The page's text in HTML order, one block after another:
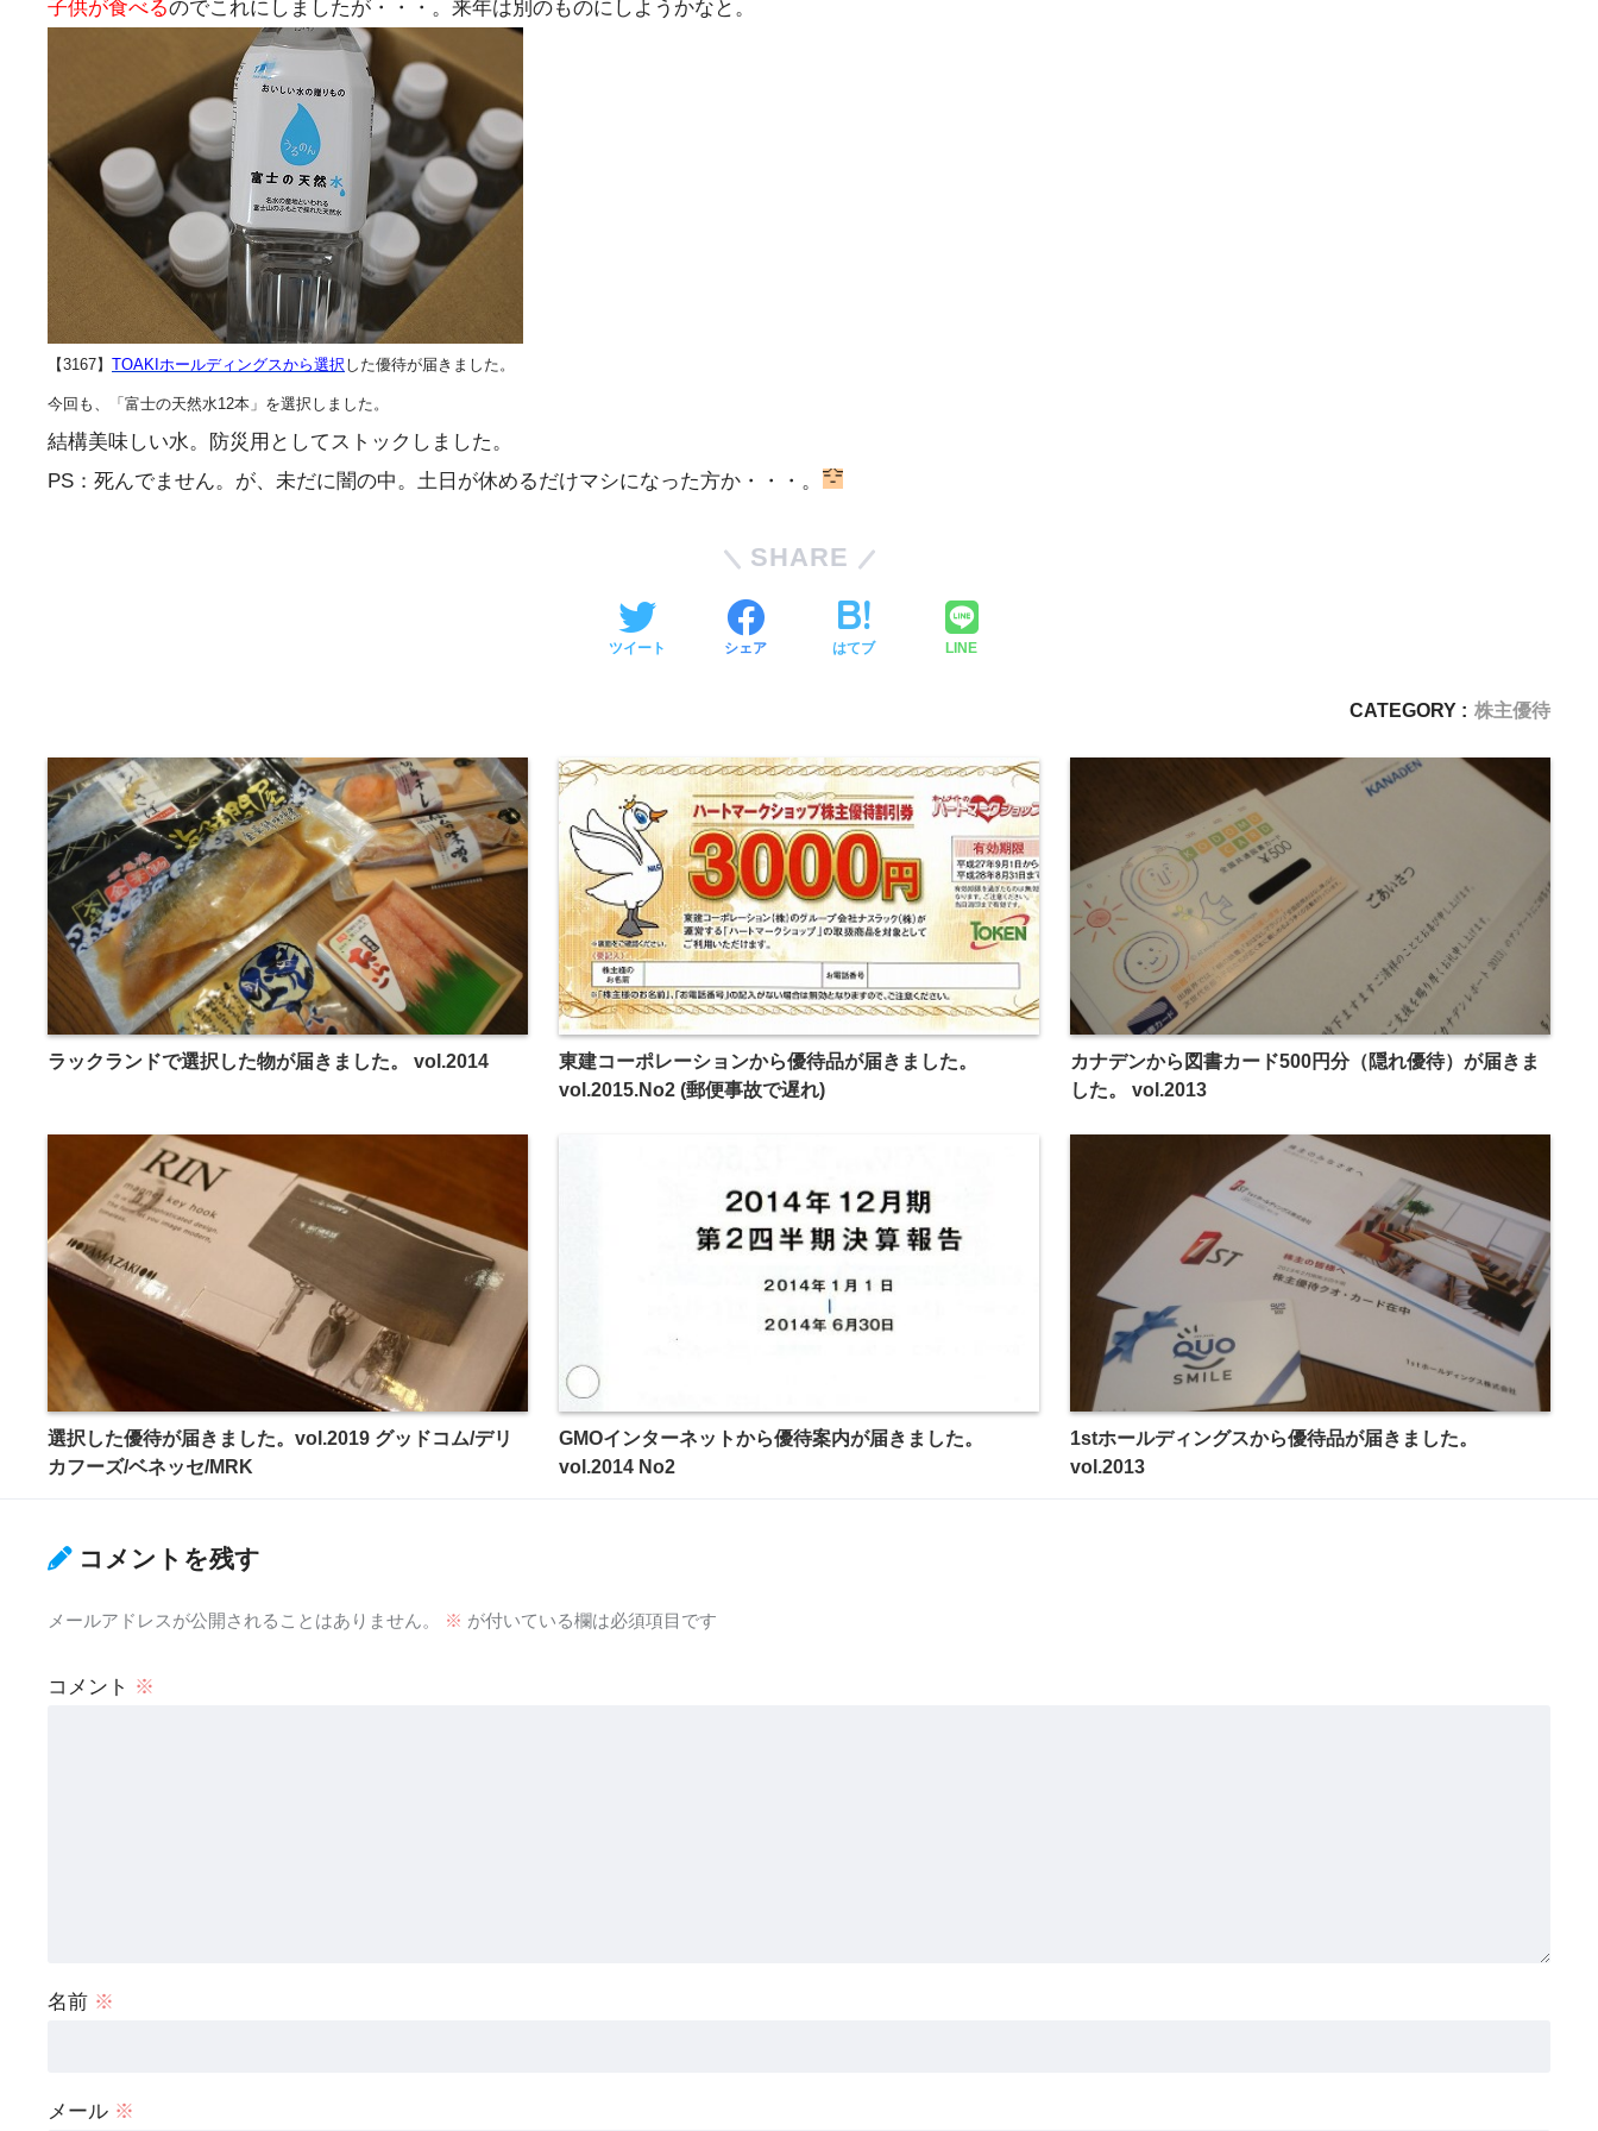
子供が食べるのでこれにしましたが・・・。来年は別のものにしようかなと。
【3167】 TOAKIホールディングスから選択 した優待が届きました。
今回も、「富士の天然水12本」を選択しました。
結構美味しい水。防災用としてストックしました。
PS：死んでません。が、未だに闇の中。土日が休めるだけマシになった方か・・・。
SHARE
ツイート シェア はてブ LINE
CATEGORY : 株主優待
ラックランドで選択した物が届きました。 vol.2014
東建コーポレーションから優待品が届きました。
vol.2015.No2 (郵便事故で遅れ)
カナデンから図書カード500円分（隠れ優待）が届きま
した。 vol.2013
選択した優待が届きました。vol.2019 グッドコム/デリ
カフーズ/ベネッセ/MRK
GMOインターネットから優待案内が届きました。
vol.2014 No2
1stホールディングスから優待品が届きました。
vol.2013
コメントを残す
メールアドレスが公開されることはありません。 ※ が付いている欄は必須項目です
コメント ※
名前 ※
メール ※